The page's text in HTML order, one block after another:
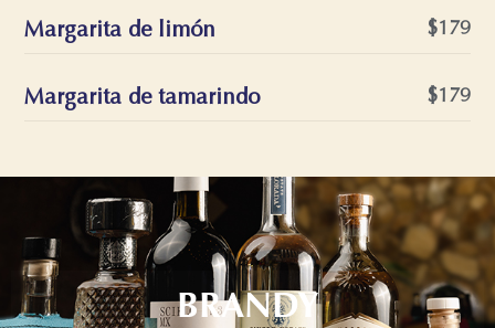
Margarita de limón $179
Margarita de tamarindo $179
BRANDY